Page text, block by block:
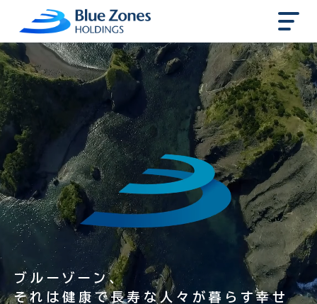
ブルーゾーン、
それは健康で長寿な人々が暮らす幸せ